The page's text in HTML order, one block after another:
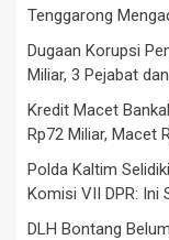
Tenggarong
Dugaan Korupsi
Miliar, 3 Pejabat
Kredit Macet
Rp72 Miliar, Macet
Polda Kaltim
Komisi VII DPR: Ini
DLH Bontang